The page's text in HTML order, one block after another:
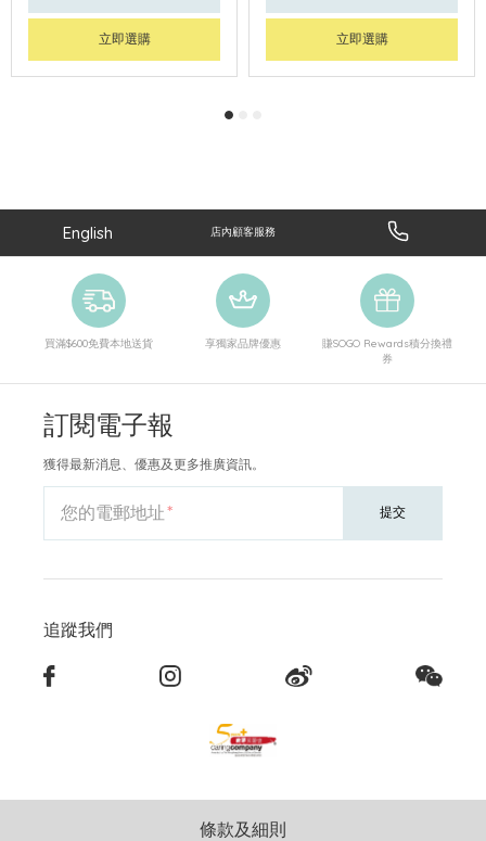
立即選購 立即選購
English 店內顧客服務
買滿$600免費本地送貨 享獨家品牌優惠
賺SOGO Rewards積分換禮
券
訂閱電子報
獲得最新消息、優惠及更多推廣資訊。
您的電郵地址 提交
追蹤我們
條款及細則